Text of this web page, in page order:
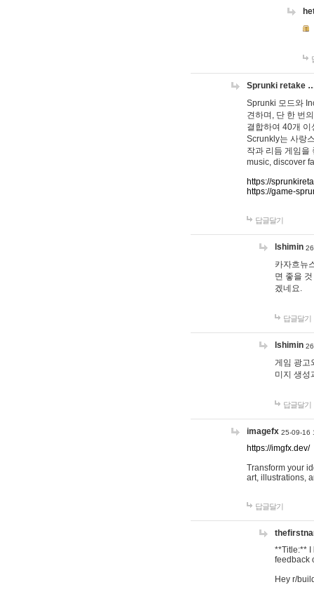
Sprunki retake
Sprunki 모드와
견하며, 단 한 번
결합하여 40개
Scrunkly는 사랑
작과 리듬 게임을
music, discover
https://
https://game-
답글달기
lshimin
카자흐뉴
면 좋을
겠네요.
답글달기
lshimin
게임 광고
미지 생성
답글달기
imagefx 25-09-16
https://imgfx.dev/
Transform your
art, illustrations,
답글달기
**Title:** I
feedback
Hey r/